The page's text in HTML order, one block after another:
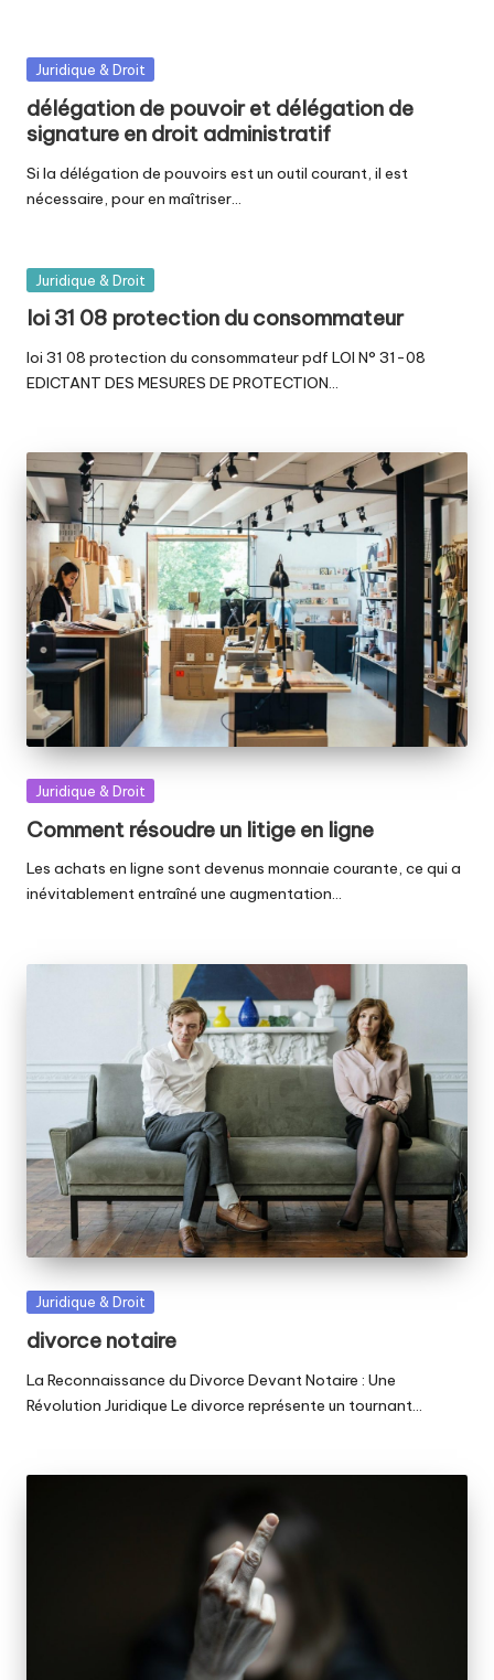
Posted
Juridique & Droit
délégation de pouvoir et délégation de
signature en droit administratif
Si la délégation de pouvoirs est un outil courant, il est
nécessaire, pour en maîtriser…
Posted
Juridique & Droit
loi 31 08 protection du consommateur
loi 31 08 protection du consommateur pdf LOI N° 31-08
EDICTANT DES MESURES DE PROTECTION…
Posted
Juridique & Droit
Comment résoudre un litige en ligne
Les achats en ligne sont devenus monnaie courante, ce qui a
inévitablement entraîné une augmentation…
Posted
Juridique & Droit
divorce notaire
La Reconnaissance du Divorce Devant Notaire : Une
Révolution Juridique Le divorce représente un tournant…